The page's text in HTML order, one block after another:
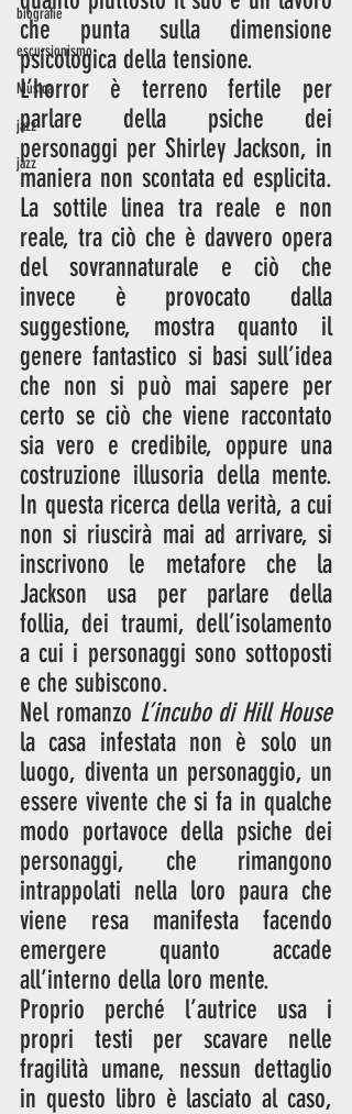
biografie
escursionismo
Musica
jazz
jazz
che punta sulla dimensione
psicologica della tensione.
L’horror è terreno fertile per
parlare della psiche dei
personaggi per Shirley Jackson, in
maniera non scontata ed esplicita.
La sottile linea tra reale e non
reale, tra ciò che è davvero opera
del sovrannaturale e ciò che
invece è provocato dalla
suggestione, mostra quanto il
genere fantastico si basi sull’idea
che non si può mai sapere per
certo se ciò che viene raccontato
sia vero e credibile, oppure una
costruzione illusoria della mente.
In questa ricerca della verità, a cui
non si riuscirà mai ad arrivare, si
inscrivono le metafore che la
Jackson usa per parlare della
follia, dei traumi, dell’isolamento
a cui i personaggi sono sottoposti
e che subiscono.
Nel romanzo L’incubo di Hill House
la casa infestata non è solo un
luogo, diventa un personaggio, un
essere vivente che si fa in qualche
modo portavoce della psiche dei
personaggi, che rimangono
intrappolati nella loro paura che
viene resa manifesta facendo
emergere quanto accade
all’interno della loro mente.
Proprio perché l’autrice usa i
propri testi per scavare nelle
fragilità umane, nessun dettaglio
in questo libro è lasciato al caso,